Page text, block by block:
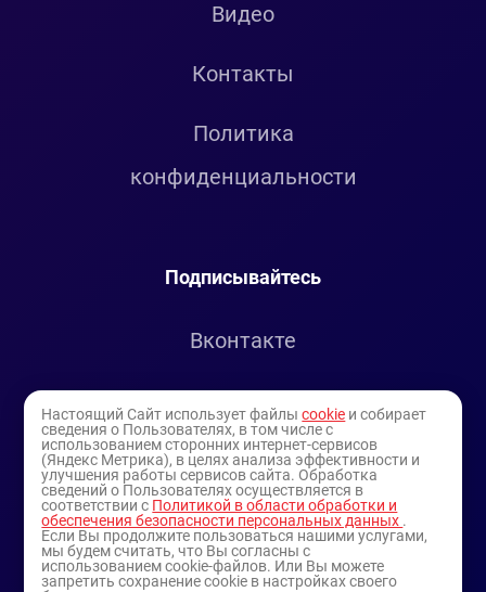
Видео
Контакты
Политика
конфиденциальности
Подписывайтесь
Вконтакте
Youtube
Настоящий Сайт использует файлыcookie и собирает
сведения о Пользователях, в том числе с
использованием сторонних интернет-сервисов
(Яндекс Метрика), в целях анализа эффективности и
улучшения работы сервисов сайта. Обработка
сведений о Пользователях осуществляется в
соответствии с Политикой в области обработки и
обеспечения безопасности персональных данных .
Если Вы продолжите пользоваться нашими услугами,
мы будем считать, что Вы согласны с
использованием cookie-файлов. Или Вы можете
запретить сохранение cookie в настройках своего